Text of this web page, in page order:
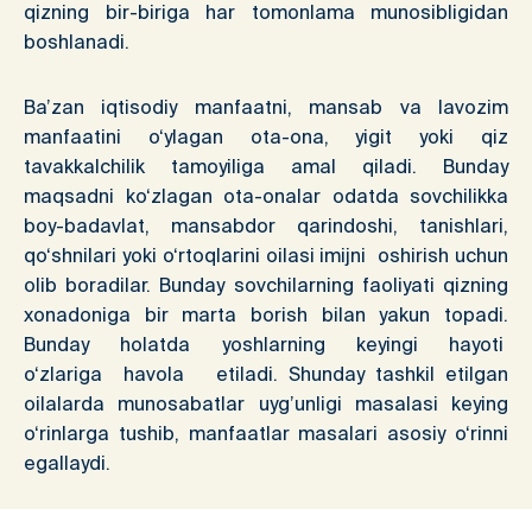
qizning bir-biriga har tomonlama munosibligidan
boshlanadi.
Ba’zan iqtisodiy manfaatni, mansab va lavozim
manfaatini o‘ylagan ota-ona, yigit yoki qiz
tavakkalchilik tamoyiliga amal qiladi. Bunday
maqsadni ko‘zlagan ota-onalar odatda sovchilikka
boy-badavlat, mansabdor qarindoshi, tanishlari,
qo‘shnilari yoki o‘rtoqlarini oilasi imijni oshirish uchun
olib boradilar. Bunday sovchilarning faoliyati qizning
xonadoniga bir marta borish bilan yakun topadi.
Bunday holatda yoshlarning keyingi hayoti
o‘zlariga havola etiladi. Shunday tashkil etilgan
oilalarda munosabatlar uyg’unligi masalasi keying
o‘rinlarga tushib, manfaatlar masalari asosiy o‘rinni
egallaydi.